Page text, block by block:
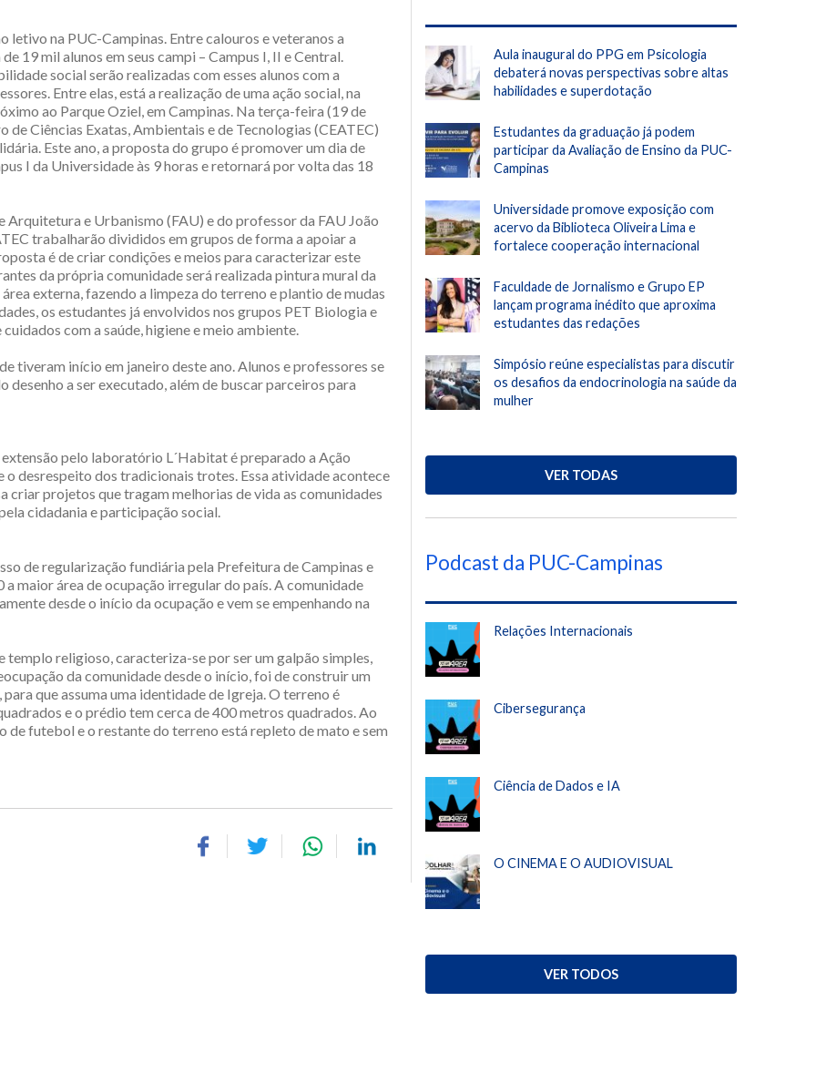
na PUC-Campinas. Entre calouros e veteranos a
19 mil alunos em seus campi – Campus I, II e Central.
social serão realizadas com esses alunos com a
Entre elas, está a realização de uma ação social, na
ao Parque Oziel, em Campinas. Na terça-feira (19 de
Ciências Exatas, Ambientais e de Tecnologias (CEATEC)
Este ano, a proposta do grupo é promover um dia de
I da Universidade às 9 horas e retornará por volta das 18
Arquitetura e Urbanismo (FAU) e do professor da FAU João
trabalharão divididos em grupos de forma a apoiar a
é de criar condições e meios para caracterizar este
da própria comunidade será realizada pintura mural da
externa, fazendo a limpeza do terreno e plantio de mudas
os estudantes já envolvidos nos grupos PET Biologia e
com a saúde, higiene e meio ambiente.
tiveram início em janeiro deste ano. Alunos e professores se
a ser executado, além de buscar parceiros para
pelo laboratório L´Habitat é preparado a Ação
desrespeito dos tradicionais trotes. Essa atividade acontece
criar projetos que tragam melhorias de vida as comunidades
cidadania e participação social.
de regularização fundiária pela Prefeitura de Campinas e
maior área de ocupação irregular do país. A comunidade
desde o início da ocupação e vem se empenhando na
templo religioso, caracteriza-se por ser um galpão simples,
da comunidade desde o início, foi de construir um
que assuma uma identidade de Igreja. O terreno é
e o prédio tem cerca de 400 metros quadrados. Ao
de futebol e o restante do terreno está repleto de mato e sem
Aula inaugural do PPG em Psicologia
debaterá novas perspectivas sobre altas
habilidades e superdotação
Estudantes da graduação já podem
participar da Avaliação de Ensino da PUC-
Campinas
Universidade promove exposição com
acervo da Biblioteca Oliveira Lima e
fortalece cooperação internacional
Faculdade de Jornalismo e Grupo EP
lançam programa inédito que aproxima
estudantes das redações
Simpósio reúne especialistas para discutir
os desafios da endocrinologia na saúde da
mulher
VER TODAS
Podcast da PUC-Campinas
Relações Internacionais
Cibersegurança
Ciência de Dados e IA
O CINEMA E O AUDIOVISUAL
VER TODOS